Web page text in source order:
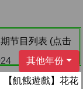
节目列表 (点击
其他年份
【飢餓遊戲】花花